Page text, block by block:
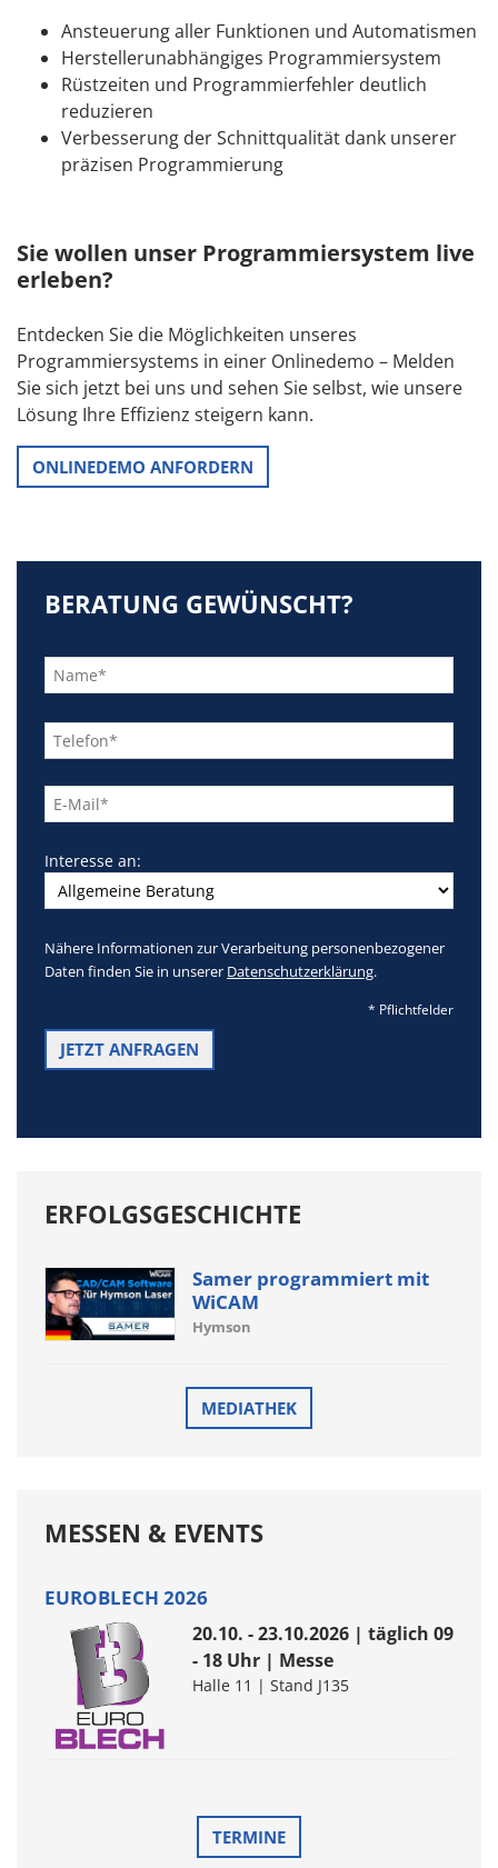
Ansteuerung aller Funktionen und Automatismen
Herstellerunabhängiges Programmiersystem
Rüstzeiten und Programmierfehler deutlich
reduzieren
Verbesserung der Schnittqualität dank unserer
präzisen Programmierung
Sie wollen unser Programmiersystem live
erleben?
Entdecken Sie die Möglichkeiten unseres
Programmiersystems in einer Onlinedemo – Melden
Sie sich jetzt bei uns und sehen Sie selbst, wie unsere
Lösung Ihre Effizienz steigern kann.
ONLINEDEMO ANFORDERN
BERATUNG GEWÜNSCHT?
lasse
dieses
Feld
leer.
Interesse an:
Nähere Informationen zur Verarbeitung personenbezogener
Daten finden Sie in unserer Datenschutzerklärung.
* Pflichtfelder
ERFOLGSGESCHICHTE
Samer programmiert mit
WiCAM
Hymson
MEDIATHEK
MESSEN & EVENTS
EUROBLECH 2026
20.10. - 23.10.2026 | täglich 09
- 18 Uhr | Messe
Halle 11 | Stand J135
TERMINE